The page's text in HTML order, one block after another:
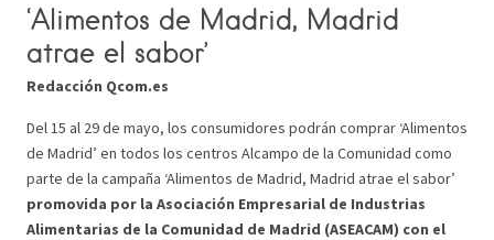
‘Alimentos de Madrid, Madrid
atrae el sabor’
Redacción Qcom.es
Del 15 al 29 de mayo, los consumidores podrán comprar ‘Alimentos
de Madrid’ en todos los centros Alcampo de la Comunidad como
parte de la campaña ‘Alimentos de Madrid, Madrid atrae el sabor’
promovida por la Asociación Empresarial de Industrias
Alimentarias de la Comunidad de Madrid (ASEACAM) con el